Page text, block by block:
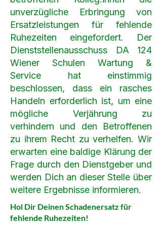
unverzügliche Erbringung von
Ersatzleistungen für fehlende
Ruhezeiten eingefordert. Der
Dienststellenausschuss DA 124
Wiener Schulen Wartung &
Service hat einstimmig
beschlossen, dass ein rasches
Handeln erforderlich ist, um eine
mögliche Verjährung zu
verhindern und den Betroffenen
zu ihrem Recht zu verhelfen. Wir
erwarten eine baldige Klärung der
Frage durch den Dienstgeber und
werden Dich an dieser Stelle über
weitere Ergebnisse informieren.
Hol Dir Deinen Schadenersatz für
fehlende Ruhezeiten!